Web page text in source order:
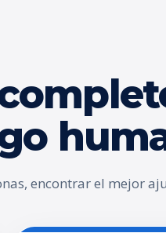
encontrar el mejor